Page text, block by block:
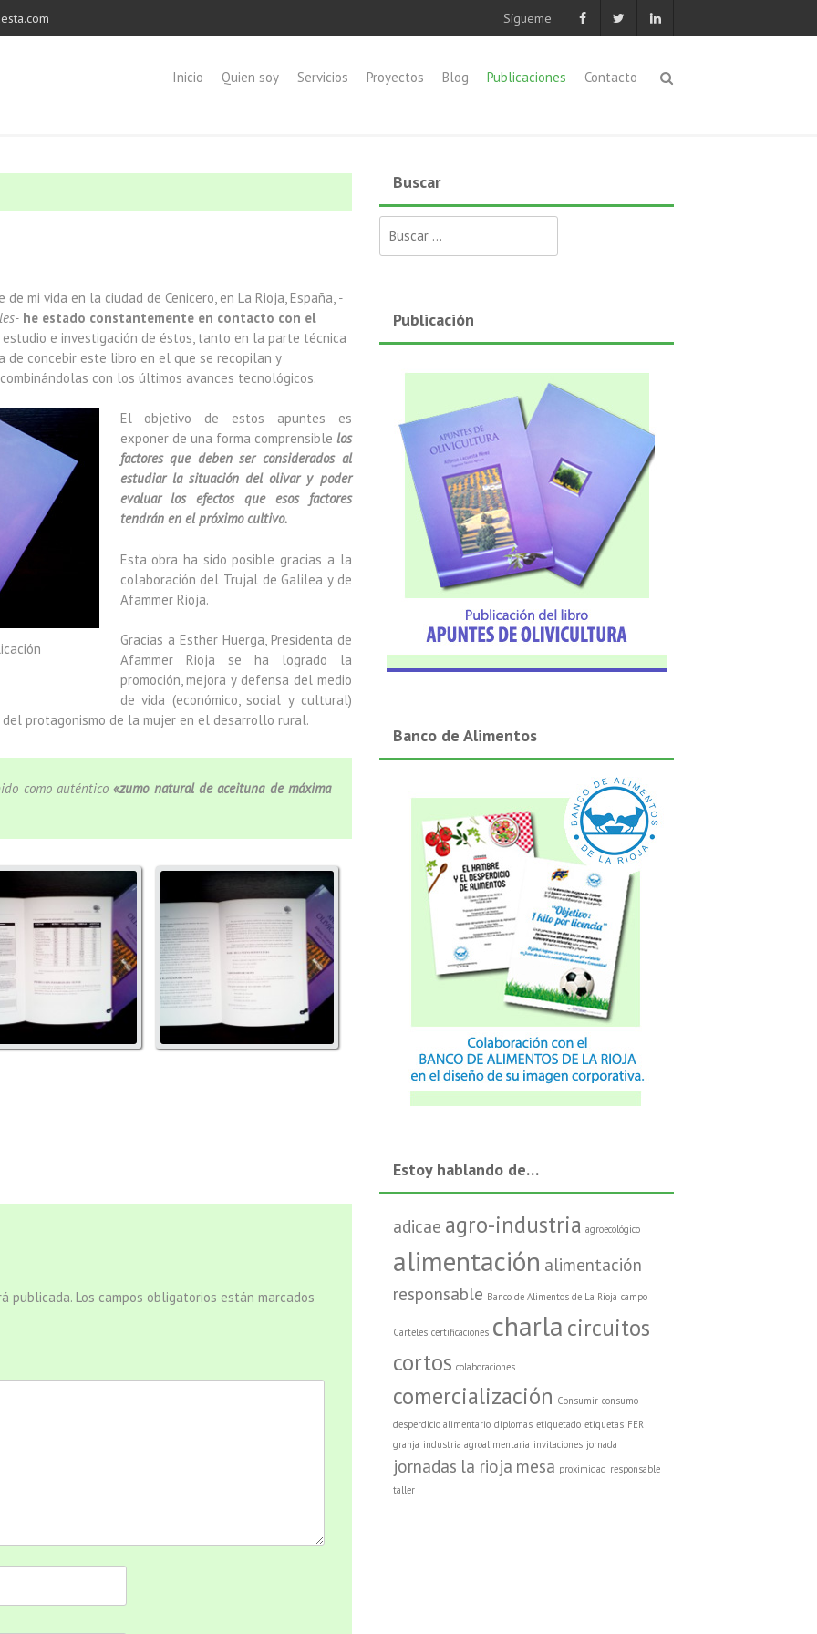
Sígueme
Inicio Quien soy Servicios Proyectos Blog Publicaciones Contacto
mi vida en la ciudad de Cenicero, en La Rioja, España, -
he estado constantemente en contacto con el
e investigación de éstos, tanto en la parte técnica
concebir este libro en el que se recopilan y
con los últimos avances tecnológicos.
El objetivo de estos apuntes es
exponer de una forma comprensible los
factores que deben ser considerados al
estudiar la situación del olivar y poder
evaluar los efectos que esos factores
tendrán en el próximo cultivo.
Esta obra ha sido posible gracias a la
colaboración del Trujal de Galilea y de
Afammer Rioja.
Gracias a Esther Huerga, Presidenta de
Afammer Rioja se ha logrado la
promoción, mejora y defensa del medio
de vida (económico, social y cultural)
protagonismo de la mujer en el desarrollo rural.
como auténtico«zumo natural de aceituna de máxima
Textos
publicada. Los campos obligatorios están marcados
Buscar
Publicación
Banco de Alimentos
Estoy hablando de…
adicae agro-industria agroecológico
alimentación alimentación
responsable Banco de Alimentos de La Rioja campo
Carteles certificaciones charla circuitos
cortos colaboraciones
comercialización Consumir consumo
desperdicio alimentario diplomas etiquetado etiquetas FER
granja industria agroalimentaria invitaciones jornada
jornadas la rioja mesa proximidad responsable
taller